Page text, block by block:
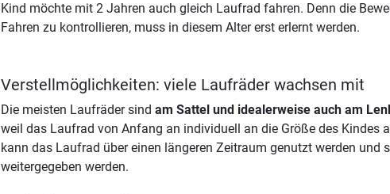
Kind möchte mit 2 Jahren auch gleich Laufrad fahren. Denn die
Fahren zu kontrollieren, muss in diesem Alter erst erlernt werden.
Verstellmöglichkeiten: viele Laufräder wachsen mit
Die meisten Laufräder sind am Sattel und idealerweise auch am
weil das Laufrad von Anfang an individuell an die Größe des Kindes
kann das Laufrad über einen längeren Zeitraum genutzt werden und
weitergegeben werden.